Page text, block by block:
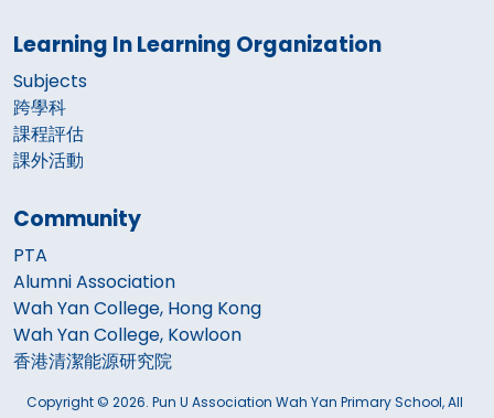
Learning In Learning Organization
Subjects
跨學科
課程評估
課外活動
Community
PTA
Alumni Association
Wah Yan College, Hong Kong
Wah Yan College, Kowloon
香港清潔能源研究院
Copyright © 2026. Pun U Association Wah Yan Primary School, All